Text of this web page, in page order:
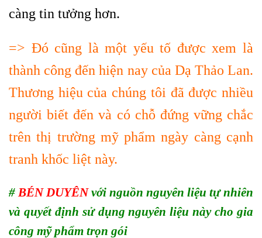
càng tin tưởng hơn.
=> Đó cũng là một yếu tố được xem là
thành công đến hiện nay của Dạ Thảo Lan.
Thương hiệu của chúng tôi đã được nhiều
người biết đến và có chỗ đứng vững chắc
trên thị trường mỹ phẩm ngày càng cạnh
tranh khốc liệt này.
# BÉN DUYÊNvới nguồn nguyên liệu tự nhiên
và quyết định sử dụng nguyên liệu này cho gia
công mỹ phẩm trọn gói